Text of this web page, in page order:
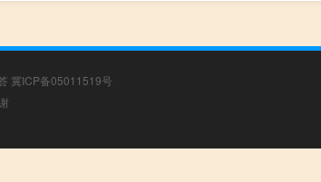
冀ICP备05011519号